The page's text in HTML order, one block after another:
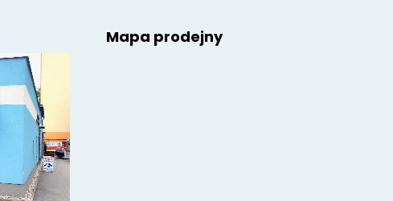
Mapa prodejny